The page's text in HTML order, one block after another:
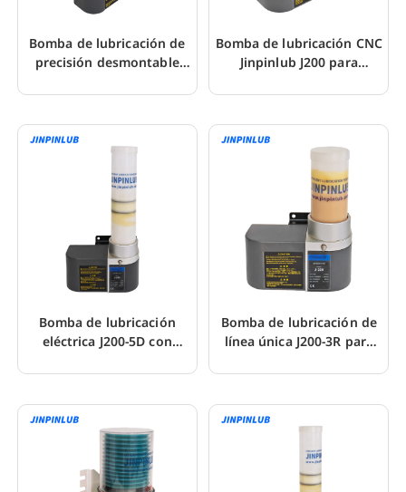
Bomba de lubricación de
precisión desmontable
Bomba de lubricación CNC
Jinpinlub J200 para
Bomba de lubricación
eléctrica J200-5D con
Bomba de lubricación de
línea única J200-3R para